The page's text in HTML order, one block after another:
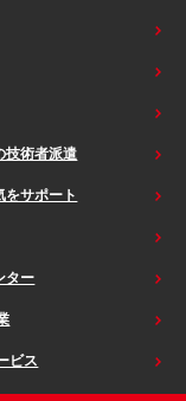
技術者派遣
をサポート
ター
ビス